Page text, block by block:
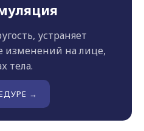
устраняет
изменений на лице,
тела.
→